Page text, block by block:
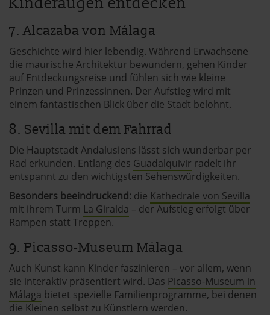
7. Alcazaba von Málaga
Geschichte wird hier lebendig. Während Erwachsene
die maurische Architektur bewundern, gehen Kinder
auf Entdeckungsreise und fühlen sich wie kleine
Prinzen und Prinzessinnen. Der Aufstieg wird mit
einem fantastischen Blick über die Stadt belohnt.
8. Sevilla mit dem Fahrrad
Die Hauptstadt Andalusiens lässt sich wunderbar per
Rad erkunden. Entlang des Guadalquivir radelt ihr
entspannt zu den wichtigsten Sehenswürdigkeiten.
Besonders beeindruckend: die Kathedrale von Sevilla
mit ihrem Turm La Giralda – der Aufstieg erfolgt über
Rampen statt Treppen.
9. Picasso-Museum Málaga
Auch Kunst kann Kinder faszinieren – vor allem, wenn
sie interaktiv präsentiert wird. Das Picasso-Museum in
Málaga bietet spezielle Familienprogramme, bei denen
die Kleinen selbst zu Künstlern werden.